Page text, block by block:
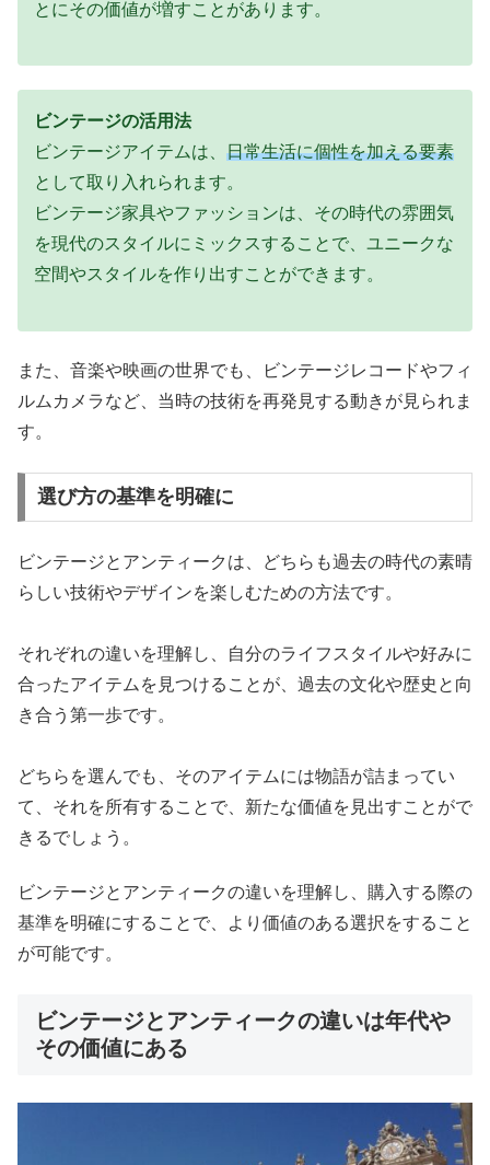
とにその価値が増すことがあります。
ビンテージの活用法
ビンテージアイテムは、 日常生活に個性を加える要素
として取り入れられます。
ビンテージ家具やファッションは、その時代の雰囲気
を現代のスタイルにミックスすることで、ユニークな
空間やスタイルを作り出すことができます。
また、音楽や映画の世界でも、ビンテージレコードやフィ
ルムカメラなど、当時の技術を再発見する動きが見られま
す。
選び方の基準を明確に
ビンテージとアンティークは、どちらも過去の時代の素晴
らしい技術やデザインを楽しむための方法です。
それぞれの違いを理解し、自分のライフスタイルや好みに
合ったアイテムを見つけることが、過去の文化や歴史と向
き合う第一歩です。
どちらを選んでも、そのアイテムには物語が詰まってい
て、それを所有することで、新たな価値を見出すことがで
きるでしょう。
ビンテージとアンティークの違いを理解し、購入する際の
基準を明確にすることで、より価値のある選択をすること
が可能です。
ビンテージとアンティークの違いは年代や
その価値にある